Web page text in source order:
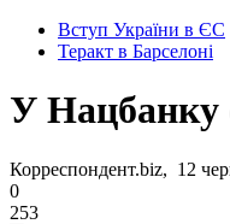
Вступ України в ЄС
Теракт в Барселоні
У Нацбанку
Корреспондент.biz, 12
0
253